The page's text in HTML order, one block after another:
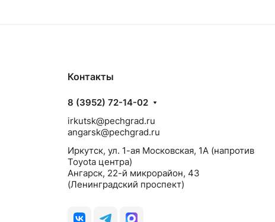
Контакты
8 (3952) 72-14-02
irkutsk@pechgrad.ru
angarsk@pechgrad.ru
Иркутск, ул. 1-ая Московская, 1А (напротив
Toyota центра)
Ангарск, 22-й микрорайон, 43
(Ленинградский проспект)